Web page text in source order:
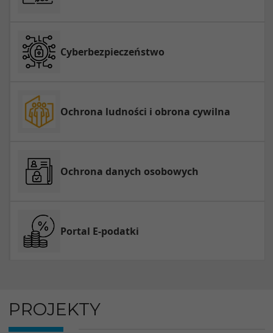
Cyberbezpieczeństwo
Ochrona ludności i obrona cywilna
Ochrona danych osobowych
Portal E-podatki
PROJEKTY